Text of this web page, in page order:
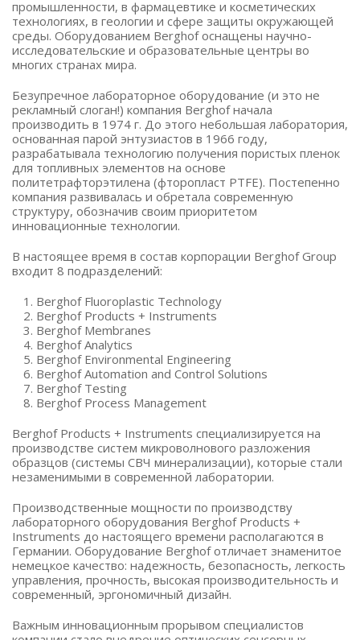
промышленности, в фармацевтике и косметических
технологиях, в геологии и сфере защиты окружающей
среды. Оборудованием Berghof оснащены научно-
исследовательские и образовательные центры во
многих странах мира.
Безупречное лабораторное оборудование (и это не
рекламный слоган!) компания Berghof начала
производить в 1974 г. До этого небольшая лаборатория,
основанная парой энтузиастов в 1966 году,
разрабатывала технологию получения пористых пленок
для топливных элементов на основе
политетрафторэтилена (фторопласт PTFE). Постепенно
компания развивалась и обретала современную
структуру, обозначив своим приоритетом
инновационные технологии.
В настоящее время в состав корпорации Berghof Group
входит 8 подразделений:
Berghof Fluoroplastic Technology
Berghof Products + Instruments
Berghof Membranes
Berghof Analytics
Berghof Environmental Engineering
Berghof Automation and Control Solutions
Berghof Testing
Berghof Process Management
Berghof Products + Instruments специализируется на
производстве систем микроволнового разложения
образцов (системы СВЧ минерализации), которые стали
незаменимыми в современной лаборатории.
Производственные мощности по производству
лабораторного оборудования Berghof Products +
Instruments до настоящего времени располагаются в
Германии. Оборудование Berghof отличает знаменитое
немецкое качество: надежность, безопасность, легкость
управления, прочность, высокая производительность и
современный, эргономичный дизайн.
Важным инновационным прорывом специалистов